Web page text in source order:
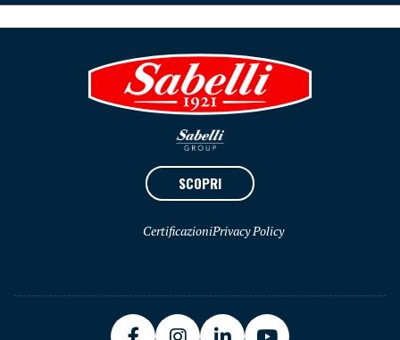
SCOPRI
CertificazioniPrivacy Policy